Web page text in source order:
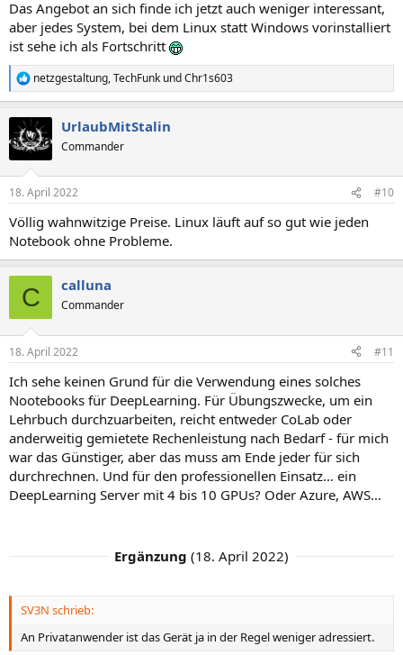
:
Das Angebot an sich finde ich jetzt auch weniger interessant,
aber jedes System, bei dem Linux statt Windows vorinstalliert
ist sehe ich als Fortschritt
R
e
k
t
e
:
netzgestaltung,TechFunk undChr1s603
UrlaubMitStalin
Commander
18. April 2022 #10
Völlig wahnwitzige Preise. Linux läuft auf so gut wie jeden
Notebook ohne Probleme.
C calluna
Commander
18. April 2022 #11
Ich sehe keinen Grund für die Verwendung eines solches
Nootebooks für DeepLearning. Für Übungszwecke, um ein
Lehrbuch durchzuarbeiten, reicht entweder CoLab oder
anderweitig gemietete Rechenleistung nach Bedarf - für mich
war das Günstiger, aber das muss am Ende jeder für sich
durchrechnen. Und für den professionellen Einsatz… ein
DeepLearning Server mit 4 bis 10 GPUs? Oder Azure, AWS…
Ergänzung (18. April 2022)
SV3N schrieb:
An Privatanwender ist das Gerät ja in der Regel weniger adressiert.